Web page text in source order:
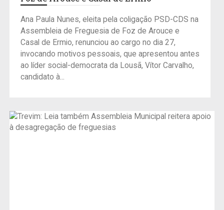
Ana Paula Nunes, eleita pela coligação PSD-CDS na
Assembleia de Freguesia de Foz de Arouce e
Casal de Ermio, renunciou ao cargo no dia 27,
invocando motivos pessoais, que apresentou antes
ao líder social-democrata da Lousã, Vítor Carvalho,
candidato à...